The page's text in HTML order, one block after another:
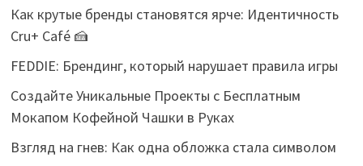
Как крутые бренды становятся ярче: Идентичность
Cru+ Café 🍰
FEDDIE: Брендинг, который нарушает правила игры
Создайте Уникальные Проекты с Бесплатным
Мокапом Кофейной Чашки в Руках
Взгляд на гнев: Как одна обложка стала символом